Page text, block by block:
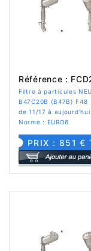
Référence :
Filtre à particules
B47C20B (B47B) F48
de 11/17 à aujourd'hui
Norme : EURO6
PRIX : 851 €